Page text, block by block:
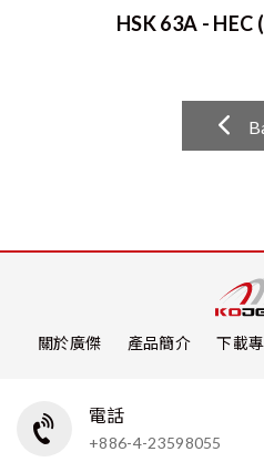
HSK 63A - HEC
關於廣傑 產品簡介 下載
電話
+886-4-23598055